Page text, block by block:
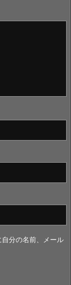
分の名前、メール